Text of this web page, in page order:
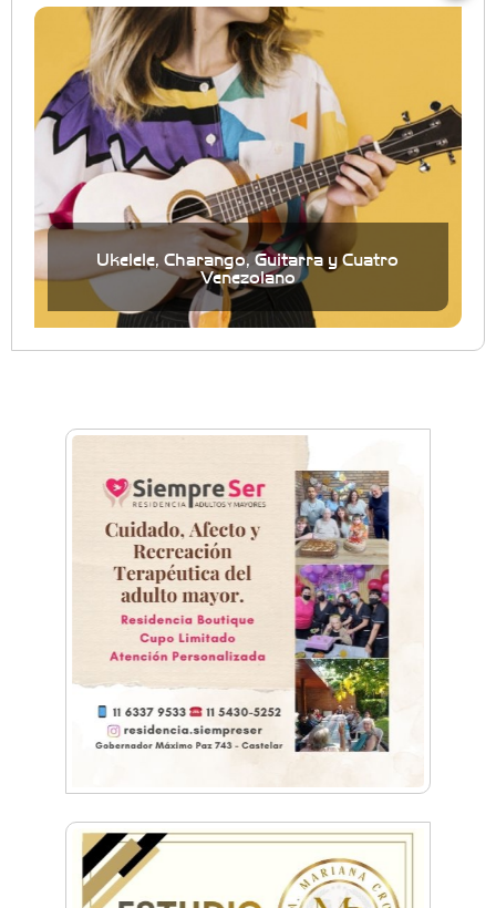
Ukelele, Charango, Guitarra y Cuatro
Venezolano